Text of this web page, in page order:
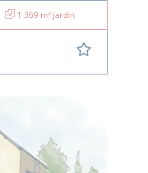
1 369 m² jardin